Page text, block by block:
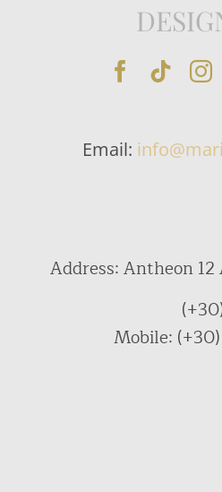
Address: Antheon 12
Mobile:
Email: